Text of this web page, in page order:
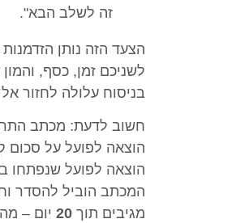
זה לשלב הבא".
הצעד הזה נותן
לשניכם זמן, כסף,
בניסוח עלולה לחזור
חשוב לדעת: מכתב
הוצאה לפועל על סכום קצוב (לפי סעיף 81 לחוק
הוצאה לפועל שנפתחו
המכתב הוביל להסדר
מגיבים תוך 20 יום –